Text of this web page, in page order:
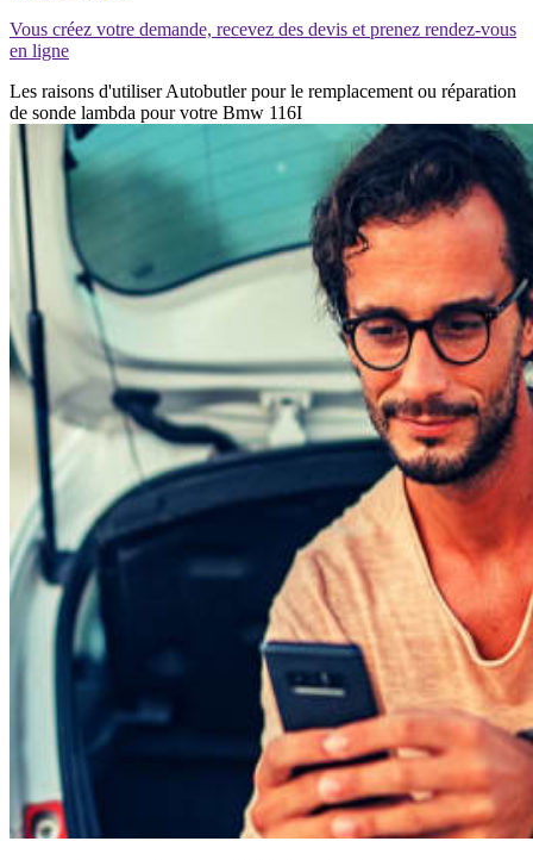
Vous créez votre demande, recevez des devis et prenez rendez-vous
en ligne
Les raisons d'utiliser Autobutler pour le remplacement ou réparation
de sonde lambda pour votre Bmw 116I